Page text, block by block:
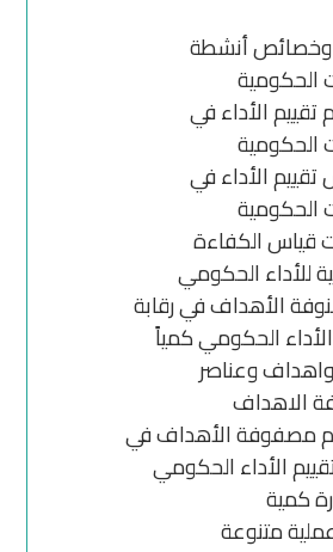
وخصائص أنشطة
الحكومية
الأداء في
الحكومية
الأداء في
الحكومية
قياس الكفاءة
للأداء الحكومي
الأهداف في رقابة
الحكومي كمياً
وعناصر
الاهداف
مصفوفة الأهداف في
الأداء الحكومي
كمية
متنوعة